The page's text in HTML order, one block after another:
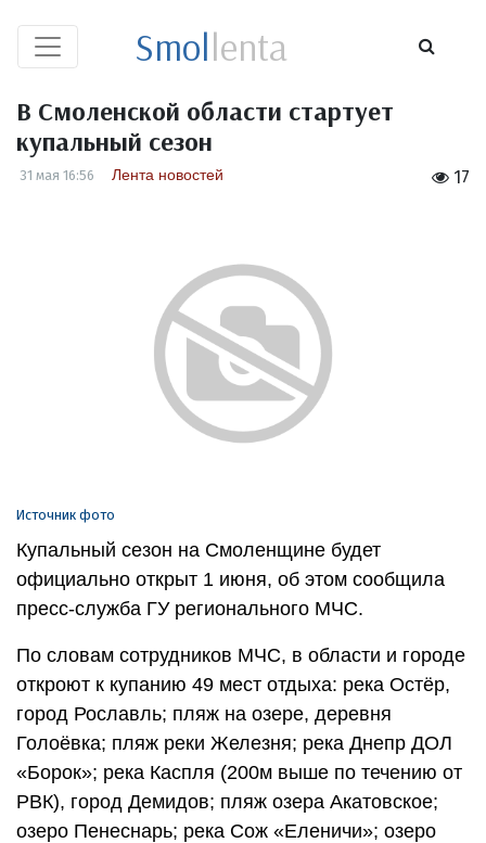
Smollenta
В Смоленской области стартует
купальный сезон
17
31 мая 16:56 Лента новостей
Источник фото
Купальный сезон на Смоленщине будет
официально открыт 1 июня, об этом сообщила
пресс-служба ГУ регионального МЧС.
По словам сотрудников МЧС, в области и городе
откроют к купанию 49 мест отдыха: река Остёр,
город Рославль; пляж на озере, деревня
Голоёвка; пляж реки Железня; река Днепр ДОЛ
«Борок»; река Каспля (200м выше по течению от
РВК), город Демидов; пляж озера Акатовское;
озеро Пенеснарь; река Сож «Еленичи»; озеро